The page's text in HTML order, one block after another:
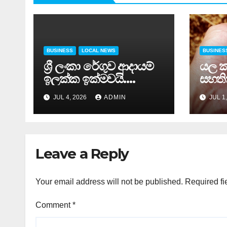
BUSINESS LOCAL NEWS
ශ්‍රී ලංකා රේගුව ආදායම්
ඉලක්ක ඉක්මවයි….
JUL 4, 2026 ADMIN
යල
පත්
JUL
Leave a Reply
Your email address will not be published. Required
Comment*